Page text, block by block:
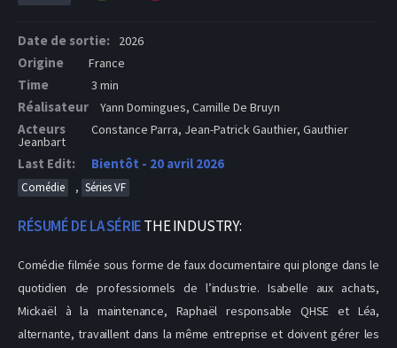
Date de sortie: 2026
Origine France
Time 3 min
Réalisateur Yann Domingues, Camille De Bruyn
Acteurs Constance Parra, Jean-Patrick Gauthier, Gauthier
Jeanbart
Last Edit: Bientôt - 20 avril 2026
Comédie , Séries VF
RÉSUMÉ DE LA SÉRIETHE INDUSTRY:
Comédie filmée sous forme de faux documentaire qui plonge dans le
quotidien de professionnels de l’industrie. Isabelle aux achats,
Mickaël à la maintenance, Raphaël responsable QHSE et Léa,
alternante, travaillent dans la même entreprise et doivent gérer les